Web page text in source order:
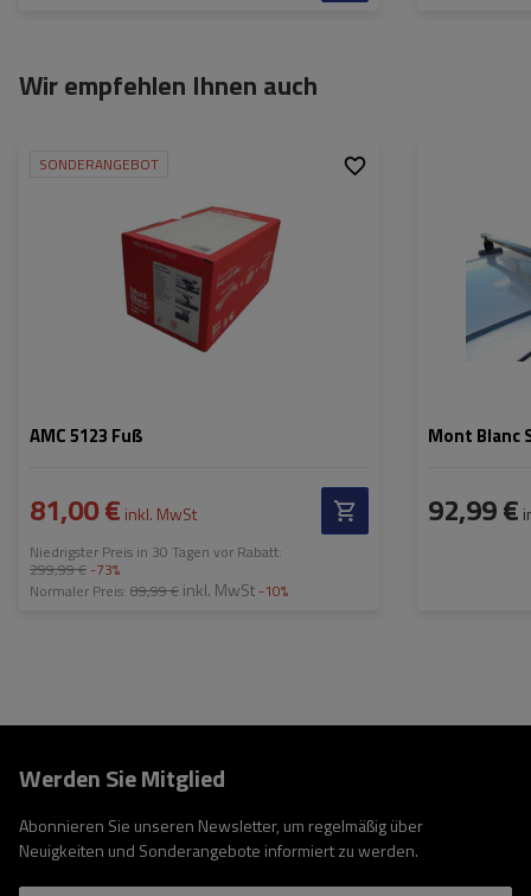
Wir empfehlen Ihnen auch
SONDERANGEBOT
AMC 5123 Fuß
81,00 € inkl. MwSt
Niedrigster Preis in 30 Tagen vor Rabatt:
299,99 € -73%
Normaler Preis: 89,99 € inkl. MwSt -10%
Mont Blanc
92,99 €
Werden Sie Mitglied
Abonnieren Sie unseren Newsletter, um regelmäßig über
Neuigkeiten und Sonderangebote informiert zu werden.